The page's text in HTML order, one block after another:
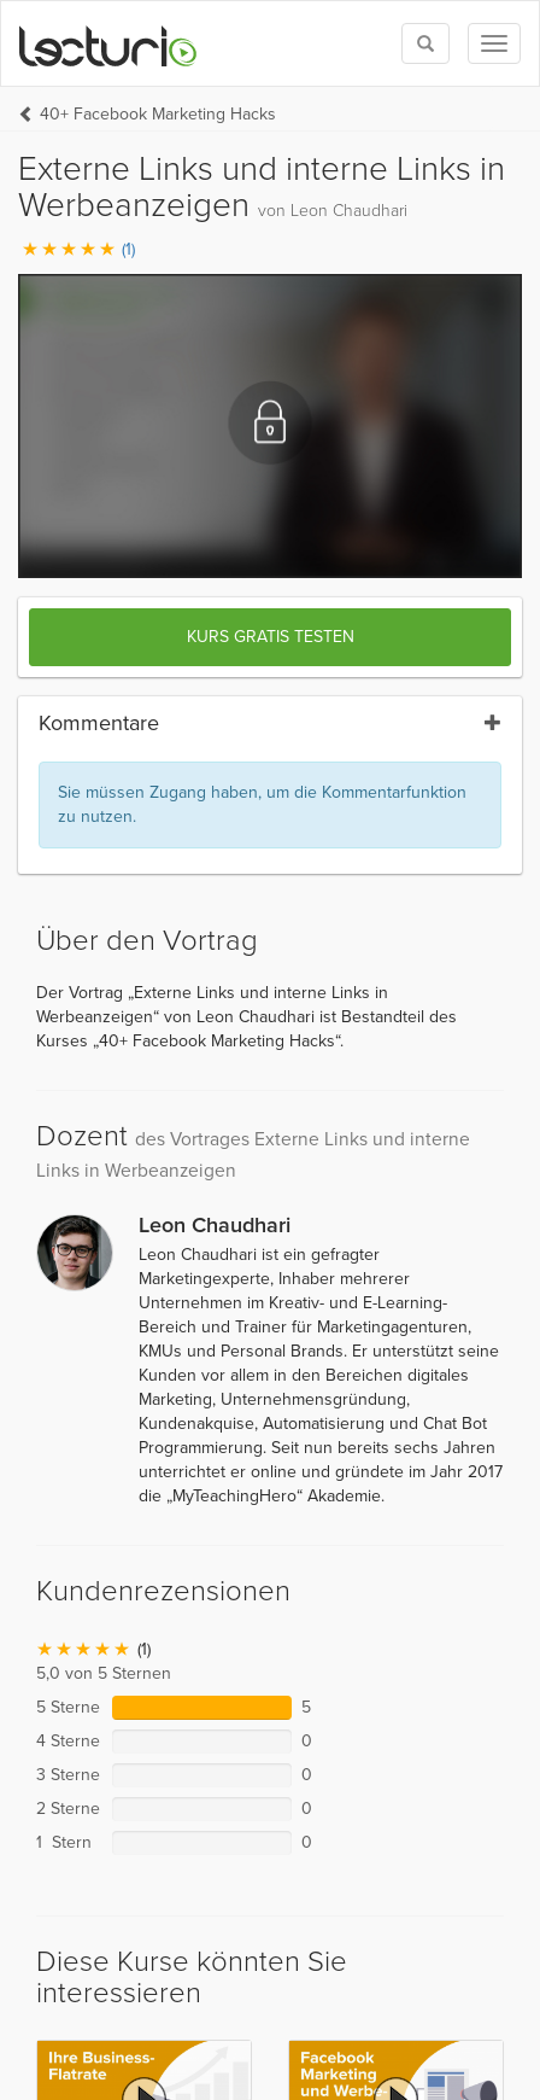
Toggle
search
40+ Facebook Marketing Hacks
Externe Links und interne Links in
Werbeanzeigen von Leon Chaudhari
(1)
KURS GRATIS TESTEN
Kommentare
Sie müssen Zugang haben, um die Kommentarfunktion
zu nutzen.
Über den Vortrag
Der Vortrag „Externe Links und interne Links in
Werbeanzeigen“ von Leon Chaudhari ist Bestandteil des
Kurses „40+ Facebook Marketing Hacks“.
Dozent des Vortrages Externe Links und interne
Links in Werbeanzeigen
Leon Chaudhari
Leon Chaudhari ist ein gefragter
Marketingexperte, Inhaber mehrerer
Unternehmen im Kreativ- und E-Learning-
Bereich und Trainer für Marketingagenturen,
KMUs und Personal Brands. Er unterstützt seine
Kunden vor allem in den Bereichen digitales
Marketing, Unternehmensgründung,
Kundenakquise, Automatisierung und Chat Bot
Programmierung. Seit nun bereits sechs Jahren
unterrichtet er online und gründete im Jahr 2017
die „MyTeachingHero“ Akademie.
Kundenrezensionen
(1)
5,0 von 5 Sternen
5 Sterne
5
4 Sterne
0
3 Sterne
0
2 Sterne
0
1 Stern
0
Diese Kurse könnten Sie
interessieren